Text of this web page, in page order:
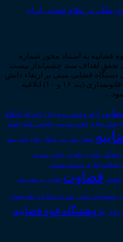
ملکی در نظام قضایی ایران
قضاییه به استناد مجوز شماره
در راستای تحقق اهداف سند چشم‌انداز بیست
قضایی مبنی بر ارتقاء دانش
حقوقی جامعه و ترویج فرهنگ قانونمداری (بند ۱۶ و ۱۰) ابلاغیه
آرای وحدت رویه اجاره اجرای احکام
اسناد_تجاری اعاده_دادرسی اعتراض_ثالث اعسار
انتقال_مال_غیر انحلال_نکاح بانک بیمه
خلع_ید داوری دعاوی_تصرف
عدالت اداری سقوط_تعهدات
قضات قضاوت قوانین_و_مقررات
مسئولیت_مدنی مشروح مذاکرات نظام قضایی
وکیل پژوهشگاه قوه قضاییه